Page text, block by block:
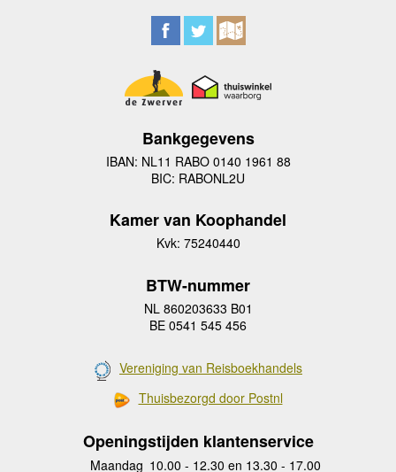
Bankgegevens
IBAN: NL11 RABO 0140 1961 88
BIC: RABONL2U
Kamer van Koophandel
Kvk: 75240440
BTW-nummer
NL 860203633 B01
BE 0541 545 456
Vereniging van Reisboekhandels
Thuisbezorgd door Postnl
Openingstijden klantenservice
Maandag 10.00 - 12.30 en 13.30 - 17.00